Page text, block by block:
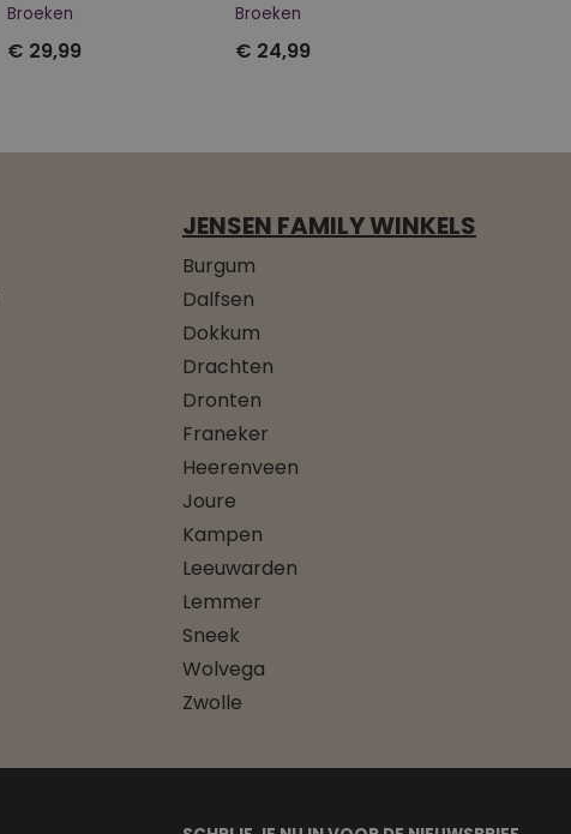
Broeken
€ 29,99
Broeken
€ 24,99
JENSEN FAMILY WINKELS
Burgum
Dalfsen
Dokkum
Drachten
Dronten
Franeker
Heerenveen
Joure
Kampen
Leeuwarden
Lemmer
Sneek
Wolvega
Zwolle